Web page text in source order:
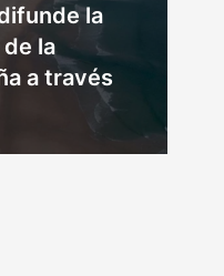
la
la
a través